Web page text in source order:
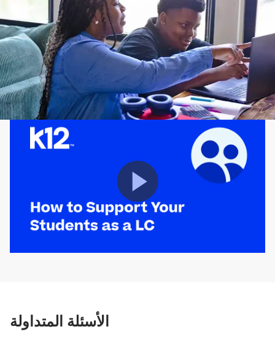
ركن مدرب التعلم
شاهد الفيديو لتتعرف على أفضل السبل
لدعم طالبك.
الأسئلة المتداولة